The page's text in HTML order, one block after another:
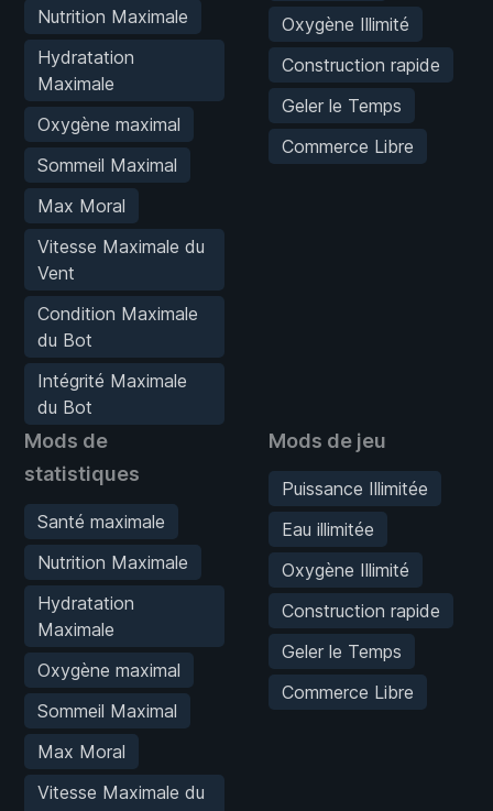
Nutrition Maximale
Hydratation
Maximale
Oxygène maximal
Sommeil Maximal
Max Moral
Vitesse Maximale du
Vent
Condition Maximale
du Bot
Intégrité Maximale
du Bot
Oxygène Illimité
Construction rapide
Geler le Temps
Commerce Libre
Mods de
statistiques
Santé maximale
Nutrition Maximale
Hydratation
Maximale
Oxygène maximal
Sommeil Maximal
Max Moral
Vitesse Maximale du
Mods de jeu
Puissance Illimitée
Eau illimitée
Oxygène Illimité
Construction rapide
Geler le Temps
Commerce Libre